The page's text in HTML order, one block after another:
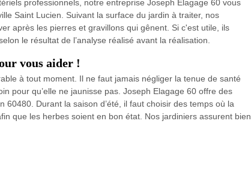
professionnels, notre entreprise Joseph Elagage 60 vous
Saint Lucien. Suivant la surface du jardin à traiter, nos
après les pierres et gravillons qui gênent. Si c'est utile, ils
le résultat de l’analyse réalisé avant la réalisation.
vous aider !
à tout moment. Il ne faut jamais négliger la tenue de santé
pour qu’elle ne jaunisse pas. Joseph Elagage 60 offre des
60480. Durant la saison d’été, il faut choisir des temps où la
que les herbes soient en bon état. Nos jardiniers assurent bien